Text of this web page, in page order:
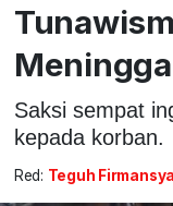
Saksi sempat
kepada korban.
Red: Teguh